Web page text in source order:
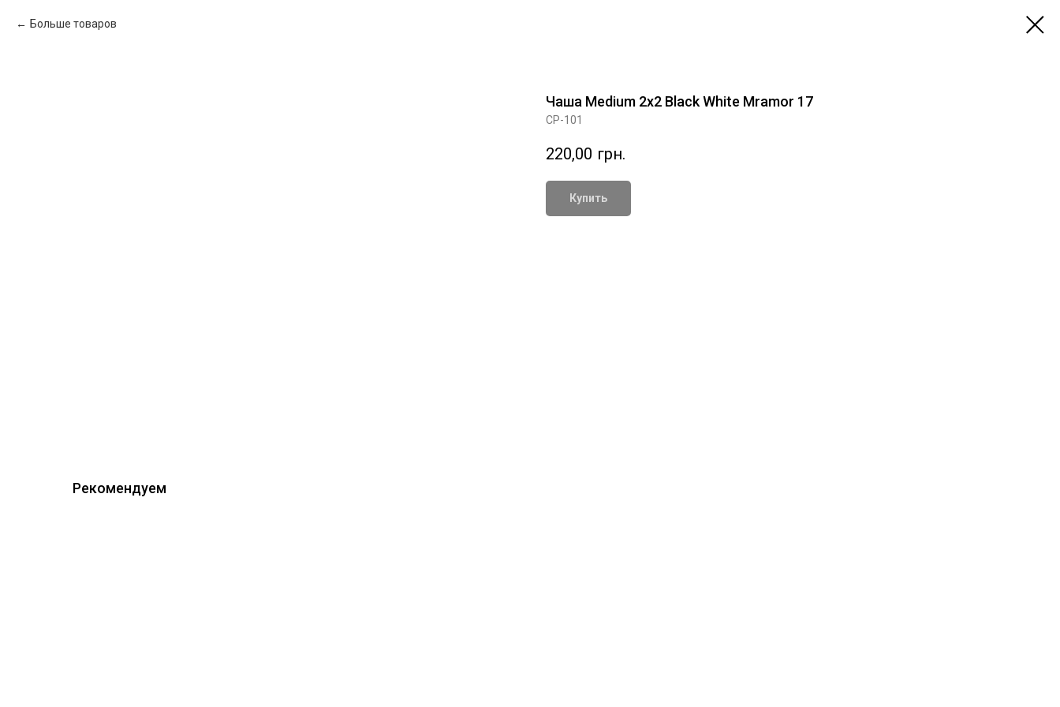
Больше товаров
Чаша Medium 2x2 Black White Mramor 17
CP-101
220,00 грн.
Купить
Рекомендуем